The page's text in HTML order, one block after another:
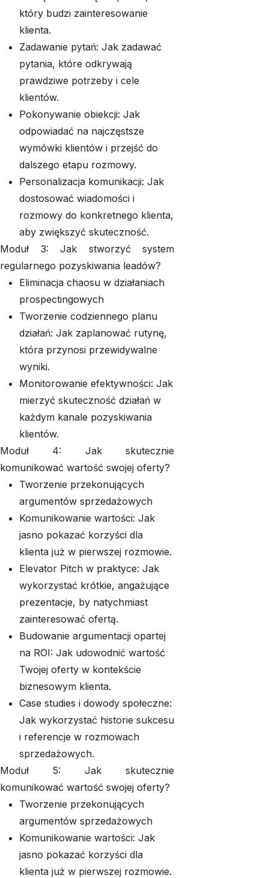
który budzi zainteresowanie
klienta.
Zadawanie pytań: Jak zadawać
pytania, które odkrywają
prawdziwe potrzeby i cele
klientów.
Pokonywanie obiekcji: Jak
odpowiadać na najczęstsze
wymówki klientów i przejść do
dalszego etapu rozmowy.
Personalizacja komunikacji: Jak
dostosować wiadomości i
rozmowy do konkretnego klienta,
aby zwiększyć skuteczność.
Moduł 3: Jak stworzyć system
regularnego pozyskiwania leadów?
Eliminacja chaosu w działaniach
prospectingowych
Tworzenie codziennego planu
działań: Jak zaplanować rutynę,
która przynosi przewidywalne
wyniki.
Monitorowanie efektywności: Jak
mierzyć skuteczność działań w
każdym kanale pozyskiwania
klientów.
Moduł 4: Jak skutecznie
komunikować wartość swojej oferty?
Tworzenie przekonujących
argumentów sprzedażowych
Komunikowanie wartości: Jak
jasno pokazać korzyści dla
klienta już w pierwszej rozmowie.
Elevator Pitch w praktyce: Jak
wykorzystać krótkie, angażujące
prezentacje, by natychmiast
zainteresować ofertą.
Budowanie argumentacji opartej
na ROI: Jak udowodnić wartość
Twojej oferty w kontekście
biznesowym klienta.
Case studies i dowody społeczne:
Jak wykorzystać historie sukcesu
i referencje w rozmowach
sprzedażowych.
Moduł 5: Jak skutecznie
komunikować wartość swojej oferty?
Tworzenie przekonujących
argumentów sprzedażowych
Komunikowanie wartości: Jak
jasno pokazać korzyści dla
klienta już w pierwszej rozmowie.